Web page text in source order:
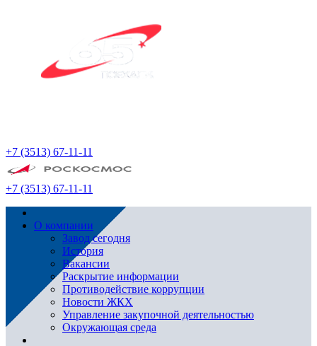
+7 (3513) 67-11-11
+7 (3513) 67-11-11
О компании
Завод сегодня
История
Вакансии
Раскрытие информации
Противодействие коррупции
Новости ЖКХ
Управление закупочной деятельностью
Окружающая среда